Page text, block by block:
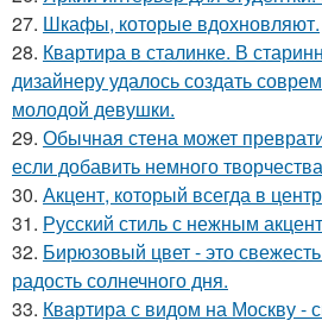
27. Шкафы, которые вдохновляют.
28. Квартира в сталинке. В
дизайнеру удалось создать
молодой девушки.
29. Обычная стена может
если добавить немного
30. Акцент, который всегда в
31. Русский стиль с нежным
32. Бирюзовый цвет - это
радость солнечного дня.
33. Квартира с видом на Москву -